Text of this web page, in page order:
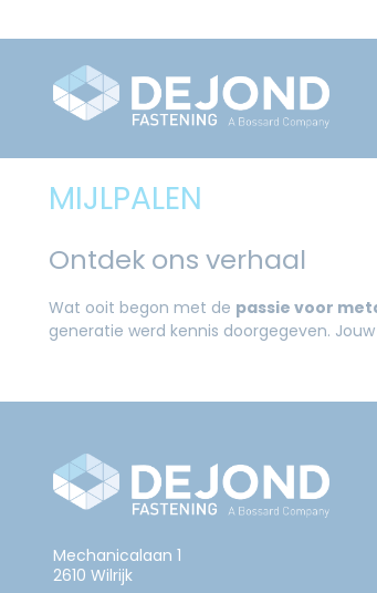
MIJLPALEN
Ontdek ons verhaal
Wat ooit begon met de passie voor
generatie werd kennis doorgegeven.
Mechanicalaan 1
2610 Wilrijk